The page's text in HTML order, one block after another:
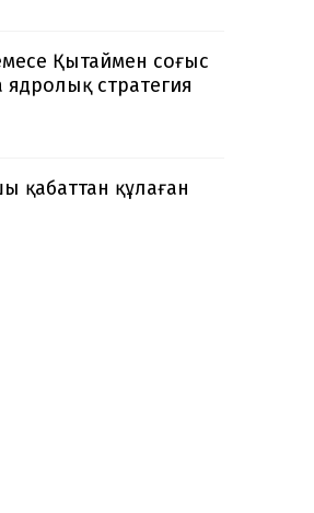
Қытаймен соғыс
стратегия
қабаттан құлаған